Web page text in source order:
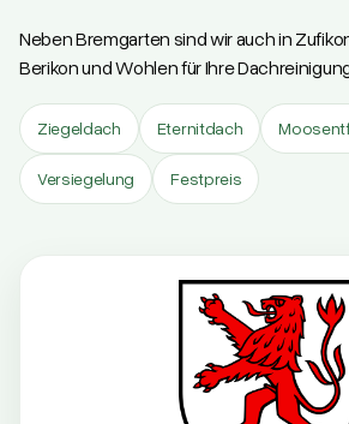
Neben Bremgarten sind wir auch in
Berikon und Wohlen für Ihre
Ziegeldach Eternitdach
Versiegelung Festpreis